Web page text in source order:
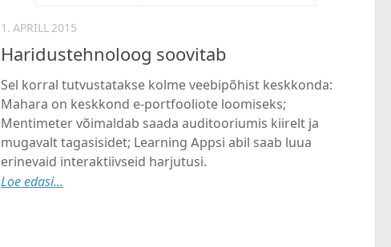
1. APRILL 2015
Haridustehnoloog soovitab
Sel korral tutvustatakse kolme veebipõhist keskkonda:
Mahara on keskkond e-portfooliote loomiseks;
Mentimeter võimaldab saada auditooriumis kiirelt ja
mugavalt tagasisidet; Learning Appsi abil saab luua
erinevaid interaktiivseid harjutusi.
Loe edasi...